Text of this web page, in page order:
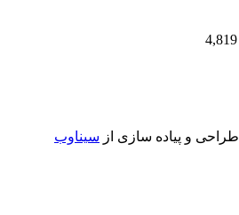
طراحی و پیاده سازی از سیناوب